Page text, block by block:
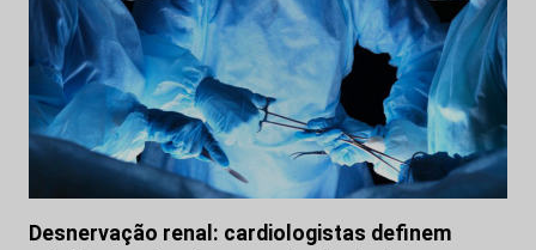
Desnervação renal: cardiologistas definem